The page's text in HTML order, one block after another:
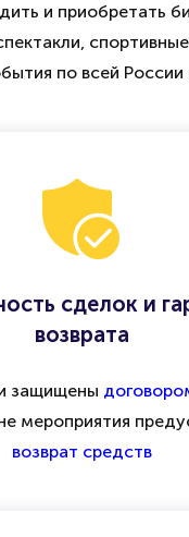
и приобретать
по всей России
сделок и
возврата
защищены
мероприятия
возврат средств